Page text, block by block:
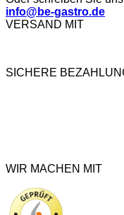
info@be-gastro.de
VERSAND MIT
SICHERE
WIR MACHEN MIT